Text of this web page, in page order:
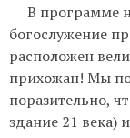
В программе
богослужение
расположен
прихожан! Мы
поразительно,
здание 21